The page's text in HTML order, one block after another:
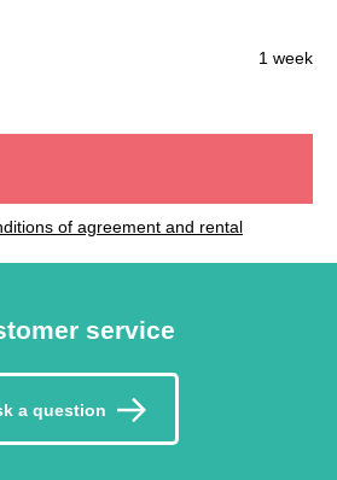
1 week
of agreement and rental
service
a question